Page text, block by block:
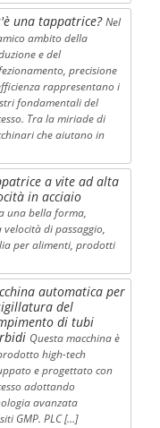
una tappatrice? Nel
ambito della
e del
precisione
rappresentano i
fondamentali del
Tra la miriade di
che aiutano in
a vite ad alta
in acciaio
una bella forma,
di passaggio,
per alimenti, prodotti
automatica per
del
di tubi
Questa macchina è
high-tech
e progettato con
adottando
avanzata
GMP. PLC […]